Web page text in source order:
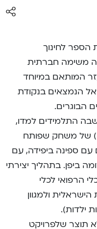
(בני 19–21) מבית הספר לחינוך
משימה חברתית
המותאם במיוחד
הנמצאים בנקודת
הבוגרים.
התלמידים למדו,
של משחק שפותח
עם ספינה ביפידה, עם
ביפן. בתהליך יצירתי
הרפואי לכלי
ולמגוון
ילדות).
תוצר שלפרויקט